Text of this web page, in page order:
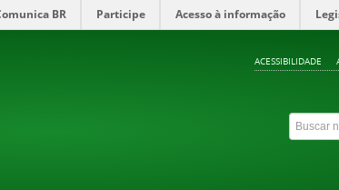
BR Participe Acesso à informação
ACESSIBILIDADE